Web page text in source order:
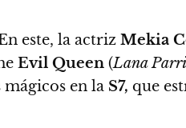
este, la actriz Mekia
Evil Queen (Lana
en la S7, que